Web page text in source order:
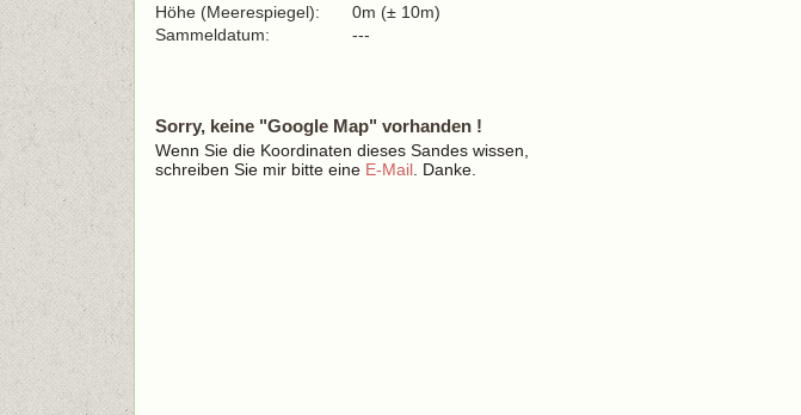
Höhe (Meerespiegel):
0m (± 10m)
Sammeldatum:
---
Sorry, keine "Google Map" vorhanden !
Wenn Sie die Koordinaten dieses Sandes wissen,
schreiben Sie mir bitte eine E-Mail . Danke.